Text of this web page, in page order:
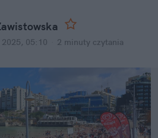
05:10 2 minuty czytania